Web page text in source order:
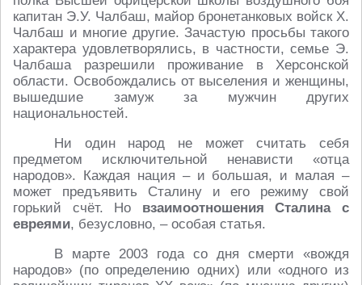
капитан Э.У. Чалбаш, майор бронетанковых войск Х.
Чалбаш и многие другие. Зачастую просьбы такого
характера удовлетворялись, в частности, семье Э.
Чалбаша разрешили проживание в Херсонской
области. Освобождались от выселения и женщины,
вышедшие замуж за мужчин других
национальностей.
Ни один народ не может считать себя
предметом исключительной ненависти «отца
народов». Каждая нация – и большая, и малая –
может предъявить Сталину и его режиму свой
горький счёт. Но взаимоотношения Сталина с
евреями, безусловно, – особая статья.
В марте 2003 года со дня смерти «вождя
народов» (по определению одних) или «одного из